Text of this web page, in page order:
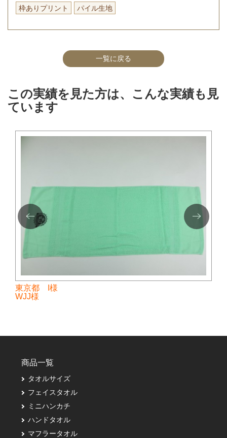
枠ありプリント
パイル生地
一覧に戻る
この実績を見た方は、こんな実績も見
ています
東京都 I様
WJJ様
商品一覧
タオルサイズ
フェイスタオル
ミニハンカチ
ハンドタオル
マフラータオル